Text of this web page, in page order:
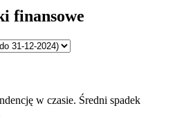
finansowe
w czasie. Średni spadek